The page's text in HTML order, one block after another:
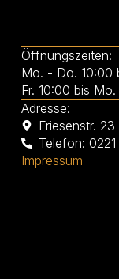
Öffnungszeiten:
Mo. - Do. 10:00
Fr. 10:00 bis
Adresse:
Friesenstr.
Telefon:
Impressum